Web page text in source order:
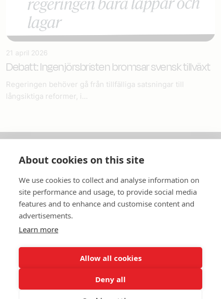
21 april 2026
Debatt: Ingenjörsbristen bromsar svensk tillväxt
Regeringen behöver gå från tillfälliga satsningar till
långsiktiga reformer, i...
In English
Standardavtal
Snabblänkar
In English
Dataskyddspolicy
About cookies on this site
We use cookies to collect and analyse information on
site performance and usage, to provide social media
features and to enhance and customise content and
advertisements.
Learn more
Allow all cookies
Deny all